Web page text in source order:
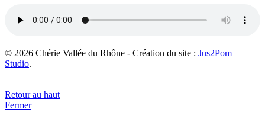
© 2026 Chérie Vallée du Rhône - Création du site : Jus2Pom
Studio.
Retour au haut
Fermer